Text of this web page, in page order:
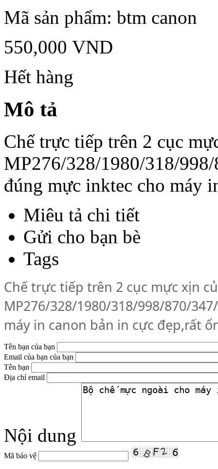
Mã sản phẩm: btm canon
550,000 VND
Hết hàng
Mô tả
Chế trực tiếp trên 2 cục
MP276/328/1980/318/
đúng mực inktec cho máy
Miêu tả chi tiết
Gửi cho bạn bè
Tags
Chế trực tiếp trên 2 cục mực xịn
MP276/328/1980/318/998/870/
máy in canon bản in cực đẹp,rất
Tên bạn của bạn
Email của bạn của bạn
Tên bạn
Địa chỉ email
Nội dung
Mã bảo vệ